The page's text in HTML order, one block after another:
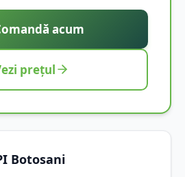
acum
prețul
Botosani